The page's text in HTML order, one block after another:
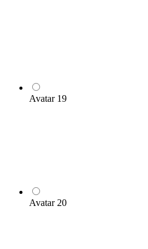
Avatar 19
Avatar 20